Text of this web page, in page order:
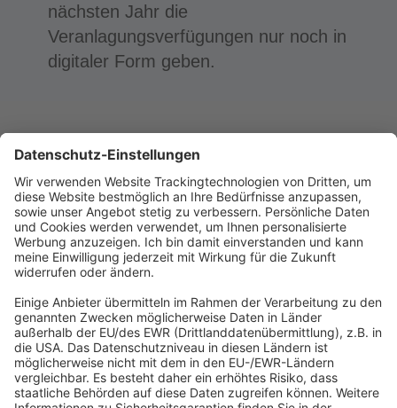
nächsten Jahr die
Veranlagungsverfügungen nur noch in
digitaler Form geben.
Abonnement anfordern|Abo kündigen
Werben bei uns